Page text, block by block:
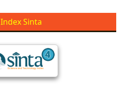
Index Sinta